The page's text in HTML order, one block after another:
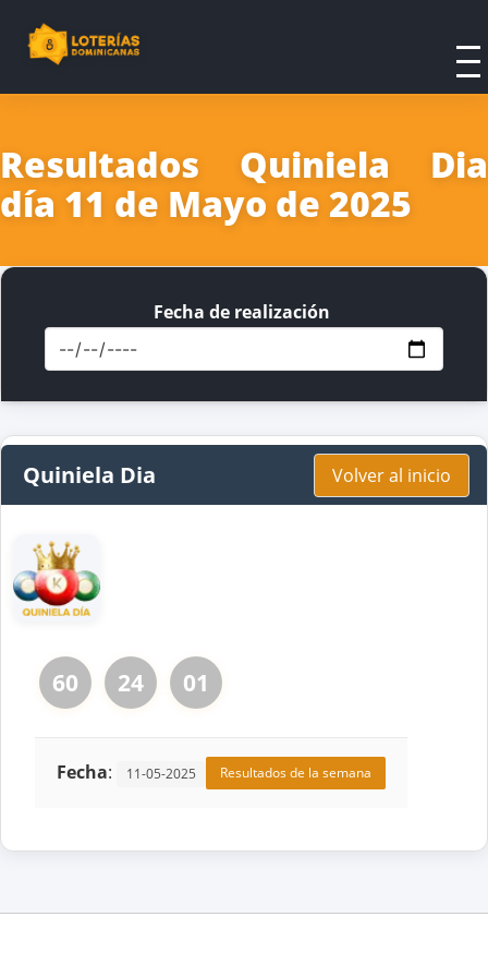
Resultados Quiniela Dia
día 11 de Mayo de 2025
Fecha de realización
Quiniela Dia Volver al inicio
60 24 01
Fecha: 11-05-2025 Resultados de la semana